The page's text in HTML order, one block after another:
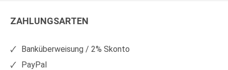
auf
auf
ZAHLUNGSARTEN
Banküberweisung / 2% Skonto
PayPal